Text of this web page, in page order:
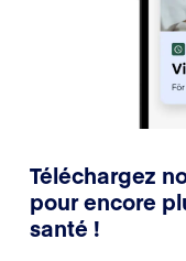
Téléchargez
pour encore
santé !